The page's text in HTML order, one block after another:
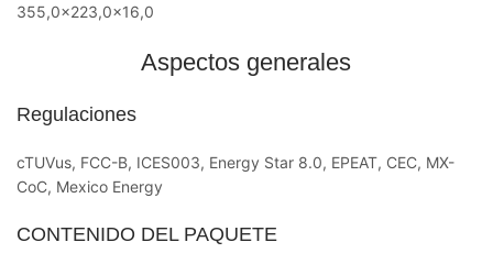
355,0×223,0x16,0
Aspectos generales
Regulaciones
cTUVus, FCC-B, ICES003, Energy Star 8.0, EPEAT, CEC, MX-
CoC, Mexico Energy
CONTENIDO DEL PAQUETE